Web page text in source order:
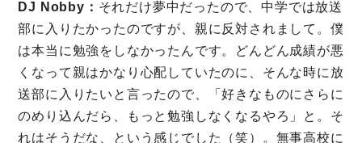
DJ Nobby： それだけ夢中だったので、中学では放送
部に入りたかったのですが、親に反対されまして。僕
は本当に勉強をしなかったんです。どんどん成績が悪
くなって親はかなり心配していたのに、そんな時に放
送部に入りたいと言ったので、「好きなものにさらに
のめり込んだら、もっと勉強しなくなるやろ」と。そ
れはそうだな、という感じでした（笑）。無事高校に